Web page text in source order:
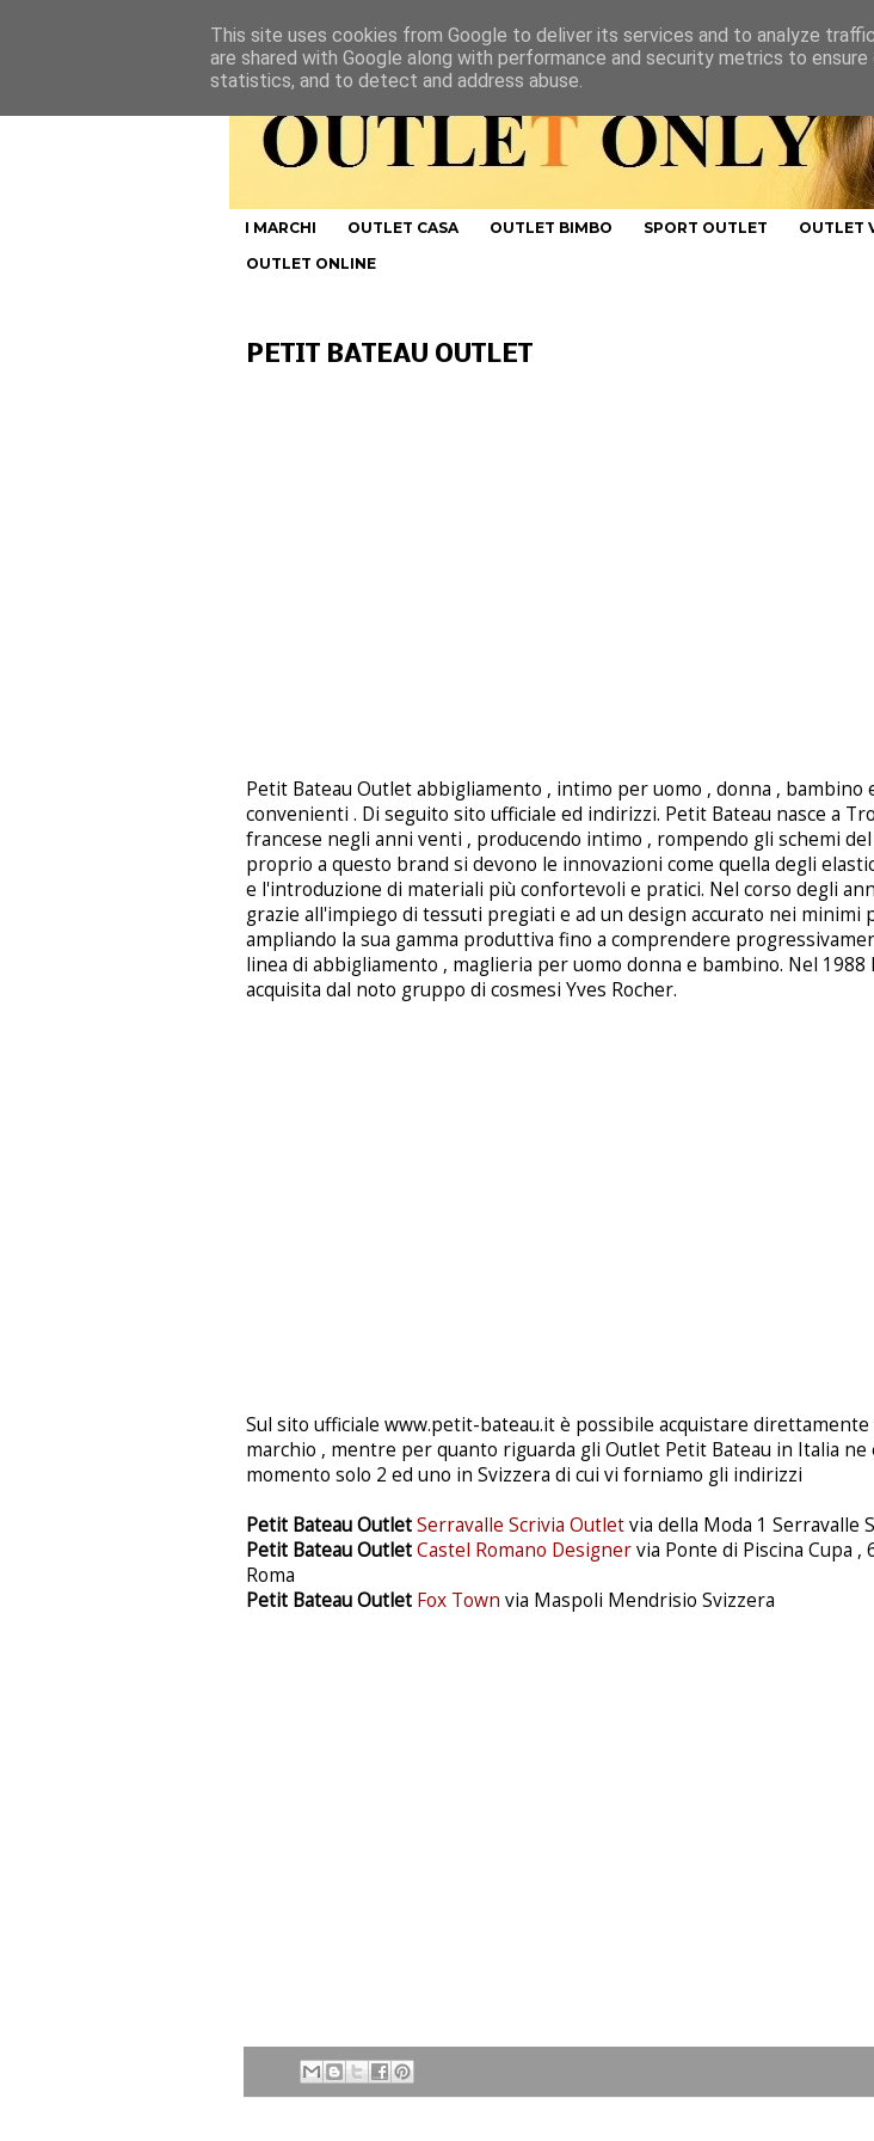
I MARCHI OUTLET CASA OUTLET BIMBO SPORT OUTLET OUTLET
OUTLET ONLINE
PETIT BATEAU OUTLET
Petit Bateau Outlet abbigliamento , intimo per uomo , donna , bambino
convenienti . Di seguito sito ufficiale ed indirizzi. Petit Bateau nasce a
francese negli anni venti , producendo intimo , rompendo gli schemi
proprio a questo brand si devono le innovazioni come quella degli
e l'introduzione di materiali più confortevoli e pratici. Nel corso degli
grazie all'impiego di tessuti pregiati e ad un design accurato nei minimi
ampliando la sua gamma produttiva fino a comprendere
linea di abbigliamento , maglieria per uomo donna e bambino. Nel 1988
acquisita dal noto gruppo di cosmesi Yves Rocher.
Sul sito ufficiale www.petit-bateau.it è possibile acquistare
marchio , mentre per quanto riguarda gli Outlet Petit Bateau in Italia ne
momento solo 2 ed uno in Svizzera di cui vi forniamo gli indirizzi
Petit Bateau OutletSerravalle Scrivia Outletvia della Moda 1 Serravalle
Petit Bateau OutletCastel Romano Designervia Ponte di Piscina Cupa ,
Roma
Petit Bateau Outlet Fox Town via Maspoli Mendrisio Svizzera
This site uses cookies from Google to deliver its services and to analyze
are shared with Google along with performance and security metrics to
statistics, and to detect and address abuse.